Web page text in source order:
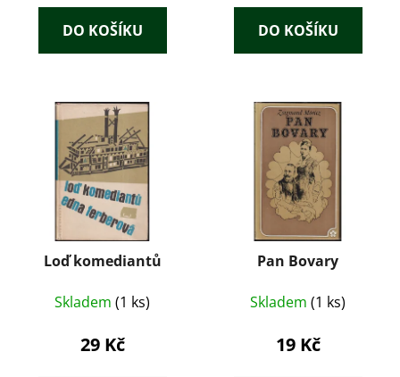
DO KOŠÍKU DO KOŠÍKU
Loď komediantů
Skladem (1 ks)
29 Kč
Pan Bovary
Skladem (1 ks)
19 Kč